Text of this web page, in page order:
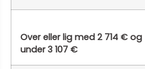
Over eller lig med 2 714 € og
under 3 107 €